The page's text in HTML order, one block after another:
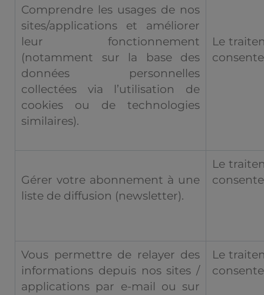
Comprendre les usages de nos
sites/applications et améliorer
leur fonctionnement
(notamment sur la base des
données personnelles
collectées via l’utilisation de
cookies ou de technologies
similaires).
Le
Gérer votre abonnement à une
liste de diffusion (newsletter).
Le
Vous permettre de relayer des
informations depuis nos sites /
applications par e-mail ou sur
Le